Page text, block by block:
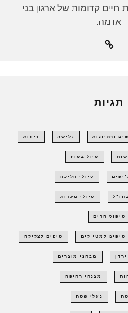
חיים קדומות של ארגון בני
אדמה.
תגיות
וראיונות גלישה דיעות
טיול בטוח
טיולי הליכה
טיולי מערות
טיפוס הרים
טיפים למטיילים טיפים לצלילה
ירדן מבחני מוצרים
מצנחי רחיפה
נעלי שטח